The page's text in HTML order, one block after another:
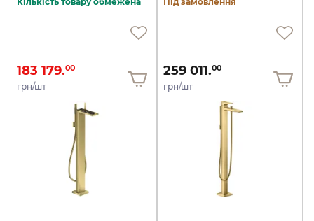
183 179.00
грн/шт
259 011.00
грн/шт